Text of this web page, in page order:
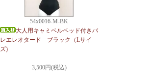
54x0016-M-BK
大人用キャミベルベッド付きバ
レエレオタード ブラック（Lサイ
ズ)
3,500円(税込)